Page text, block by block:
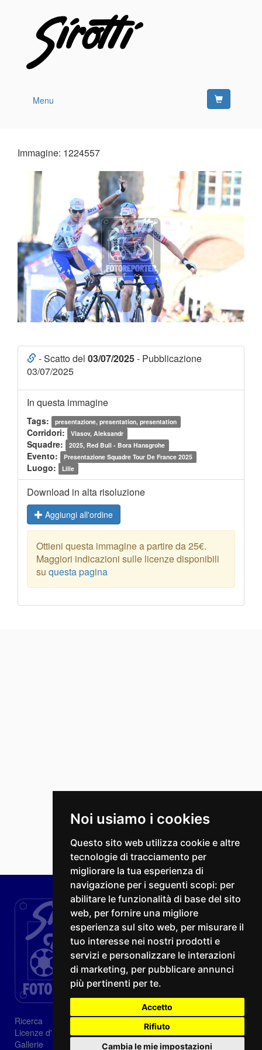
Noi usiamo i cookies
Questo sito web utilizza cookie e altre
tecnologie di tracciamento per
migliorare la tua esperienza di
navigazione per i seguenti scopi: per
abilitare le funzionalità di base del sito
web, per fornire una migliore
esperienza sul sito web, per misurare il
tuo interesse nei nostri prodotti e
servizi e personalizzare le interazioni
di marketing, per pubblicare annunci
più pertinenti per te.
Accetto
Rifiuto
Cambia le mie impostazioni
Menu
Immagine: 1224557
- Scatto del 03/07/2025- Pubblicazione
03/07/2025
In questa immagine
Tags: presentazione, presentation, presentation
Corridori: Vlasov, Aleksandr
Squadre: 2025, Red Bull - Bora Hansgrohe
Evento: Presentazione Squadre Tour De France 2025
Luogo: Lille
Download in alta risoluzione
Aggiungi all'ordine
Ottieni questa immagine a partire da 25€.
Maggiori indicazioni sulle licenze disponibili
su questa pagina
Ricerca
Licenze d'utilizzo
Gallerie